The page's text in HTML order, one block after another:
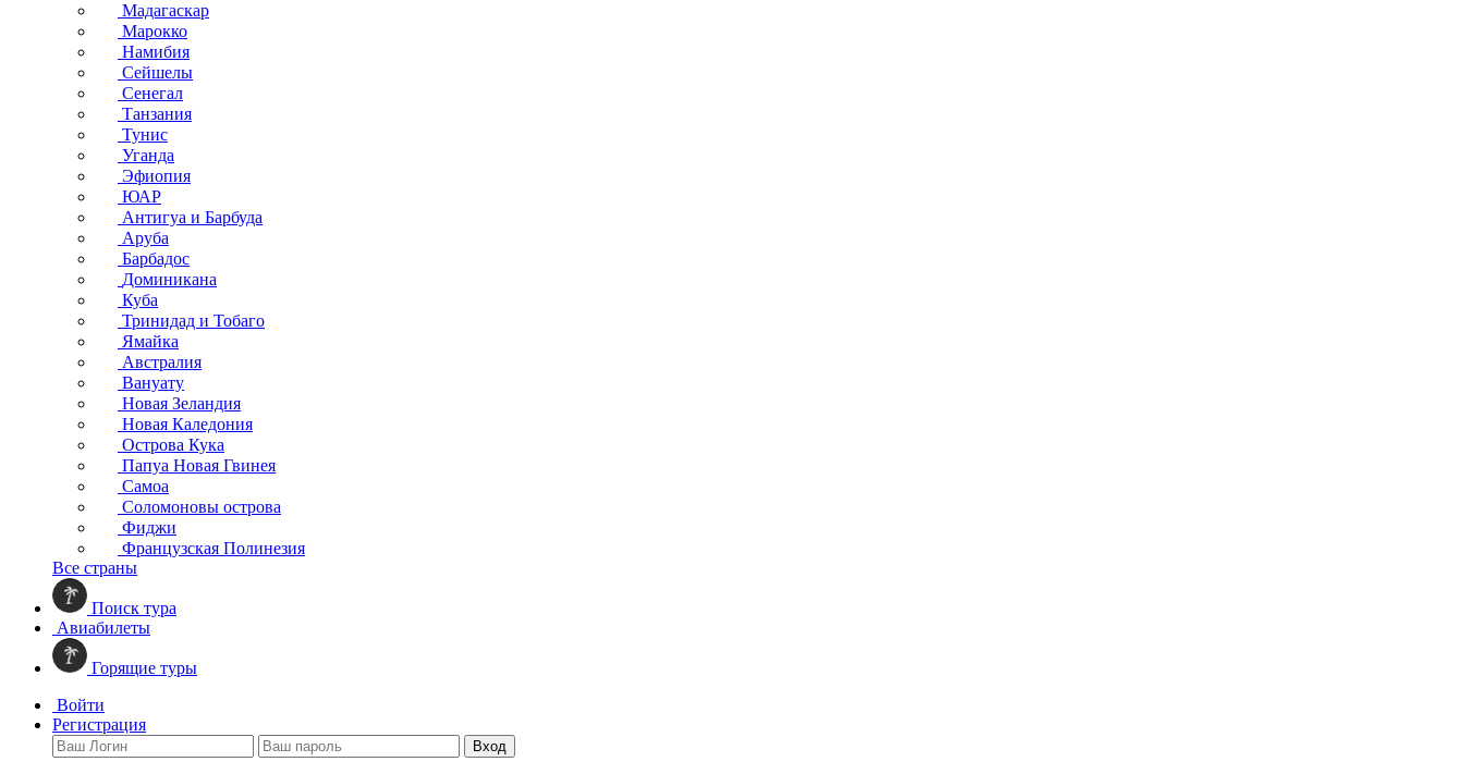
Мадагаскар
Марокко
Намибия
Сейшелы
Сенегал
Танзания
Тунис
Уганда
Эфиопия
ЮАР
Антигуа и Барбуда
Аруба
Барбадос
Доминикана
Куба
Тринидад и Тобаго
Ямайка
Австралия
Вануату
Новая Зеландия
Новая Каледония
Острова Кука
Папуа Новая Гвинея
Самоа
Соломоновы острова
Фиджи
Французская Полинезия
Все страны
Поиск тура
Авиабилеты
Горящие туры
Войти
Регистрация
Вход